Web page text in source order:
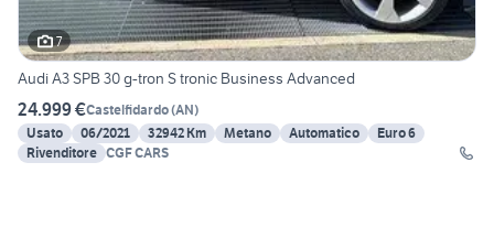
7
Audi A3 SPB 30 g-tron S tronic Business Advanced
24.999 €Castelfidardo(AN)
Usato
06/2021 32942 Km Metano Automatico
Euro 6
Rivenditore CGF CARS